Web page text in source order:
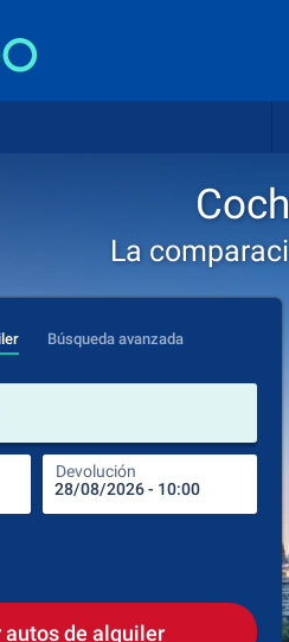
La
Búsqueda avanzada
Devolución
autos de alquiler